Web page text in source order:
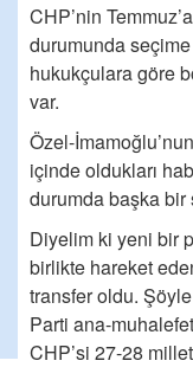
CHP’nin
durumunda
hukukçulara göre
var.
Özel-
içinde oldukları
durumda başka bir
Diyelim ki yeni bir
birlikte hareket
transfer oldu.
Parti ana-
CHP’si 27-28